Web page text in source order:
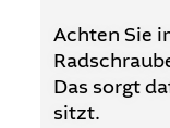
Achten Sie
Das sorgt
sitzt.